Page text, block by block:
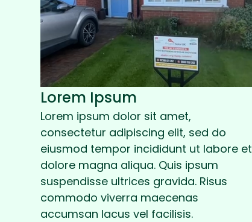
Lorem Ipsum
Lorem ipsum dolor sit amet,
consectetur adipiscing elit, sed do
eiusmod tempor incididunt ut labore et
dolore magna aliqua. Quis ipsum
suspendisse ultrices gravida. Risus
commodo viverra maecenas
accumsan lacus vel facilisis.